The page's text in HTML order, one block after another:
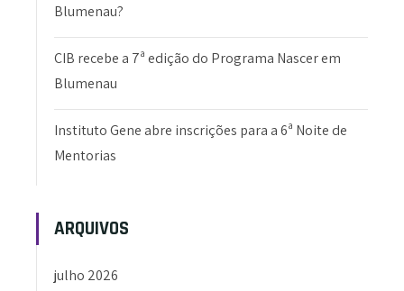
Blumenau?
CIB recebe a 7ª edição do Programa Nascer em
Blumenau
Instituto Gene abre inscrições para a 6ª Noite de
Mentorias
ARQUIVOS
julho 2026